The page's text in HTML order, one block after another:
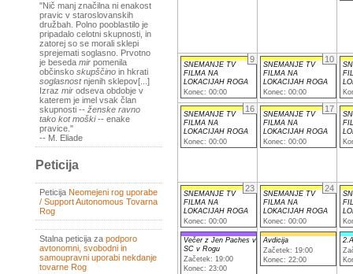
"Nič manj značilna ni enakost
pravic v staroslovanskih
družbah. Polno pooblastilo je
pripadalo celotni skupnosti, in
zatorej so se morali sklepi
sprejemati soglasno. Prvotno
je beseda mir pomenila
občinsko skupščino in hkrati
soglasnostnjenih sklepov[...]
Izraz mir odseva obdobje v
katerem je imel vsak član
skupnosti -- ženske ravno
tako kot moški-- enake
pravice."
-- M. Eliade
Peticija
Peticija Neomejeni rog uporabe
/ Support Autonomous Tovarna
Rog
Stalna peticija za podporo
avtonomni, svobodni in
samoupravni uporabi nekdanje
tovarne Rog
9
SNEMANJE TV
FILMA NA
LOKACIJAH ROGA
Konec: 00:00
10
SNEMANJE TV
FILMA NA
LOKACIJAH ROGA
Konec: 00:00
16
SNEMANJE TV
FILMA NA
LOKACIJAH ROGA
Konec: 00:00
17
SNEMANJE TV
FILMA NA
LOKACIJAH ROGA
Konec: 00:00
23
SNEMANJE TV
FILMA NA
LOKACIJAH ROGA
Konec: 00:00
Večer z Jen Paches v
SC v Rogu
Začetek: 19:00
Konec: 23:00
24
SNEMANJE TV
FILMA NA
LOKACIJAH ROGA
Konec: 00:00
Avdicija
Začetek: 19:00
Konec: 22:00